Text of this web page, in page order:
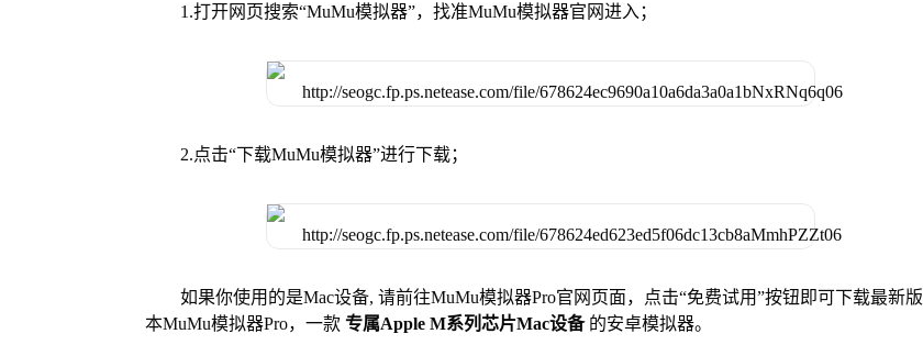
1.打开网页搜索“MuMu模拟器”，找准MuMu模拟器官网进入；
2.点击“下载MuMu模拟器”进行下载；
如果你使用的是Mac设备, 请前往MuMu模拟器Pro官网页面，点击“免费试用”按钮即可下载最新版
本MuMu模拟器Pro，一款 专属Apple M系列芯片Mac设备 的安卓模拟器。